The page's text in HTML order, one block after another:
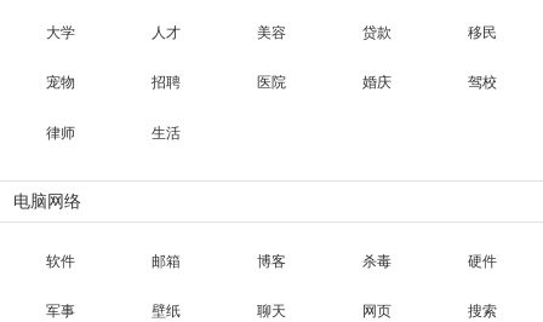
大学 人才 美容 贷款 移民
宠物 招聘 医院 婚庆 驾校
律师 生活
电脑网络
软件 邮箱 博客 杀毒 硬件
军事 壁纸 聊天 网页 搜索